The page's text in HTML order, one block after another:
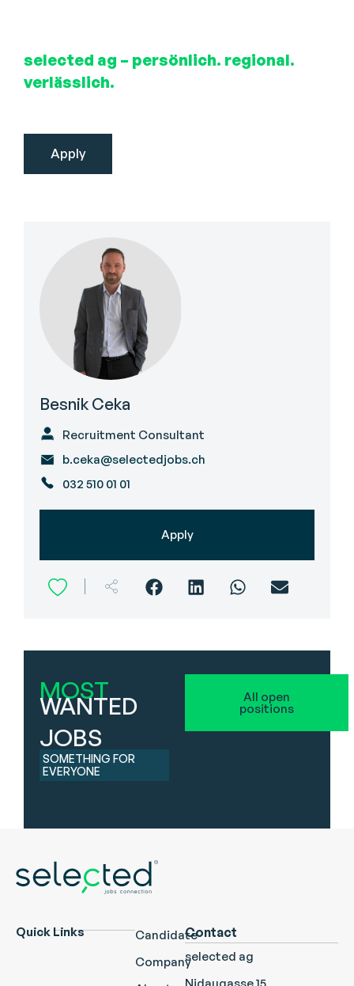
selected ag – persönlich. regional.
verlässlich.
Besnik Ceka
Recruitment Consultant
b.ceka@selectedjobs.ch
032 510 01 01
Apply
MOST
WANTED
JOBS
SOMETHING FOR
EVERYONE
All open
positions
Quick Links
Candidate
Company
Contact
selected ag
Nidaugasse 15